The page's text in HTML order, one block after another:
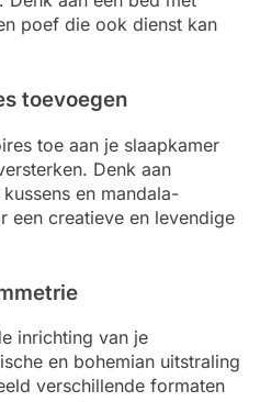
poef die ook dienst kan
toevoegen
toe aan je slaapkamer
Denk aan
en mandala-
een creatieve en levendige
inrichting van je
en bohemian uitstraling
verschillende formaten